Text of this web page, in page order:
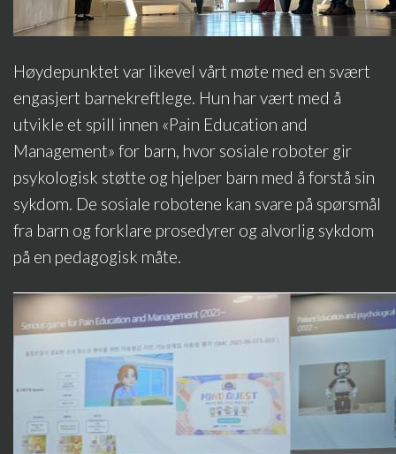
Høydepunktet var likevel vårt møte med en svært
engasjert barnekreftlege. Hun har vært med å
utvikle et spill innen «Pain Education and
Management» for barn, hvor sosiale roboter gir
psykologisk støtte og hjelper barn med å forstå sin
sykdom. De sosiale robotene kan svare på spørsmål
fra barn og forklare prosedyrer og alvorlig sykdom
på en pedagogisk måte.